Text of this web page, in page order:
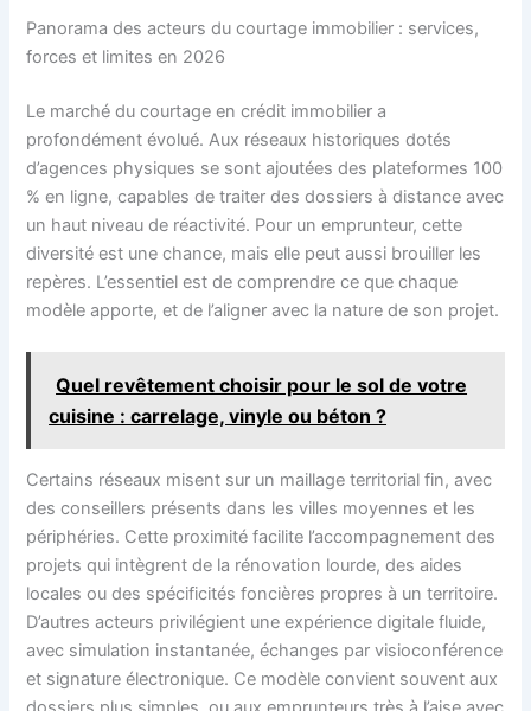
Panorama des acteurs du courtage immobilier : services,
forces et limites en 2026
Le marché du courtage en crédit immobilier a
profondément évolué. Aux réseaux historiques dotés
d’agences physiques se sont ajoutées des plateformes 100
% en ligne, capables de traiter des dossiers à distance avec
un haut niveau de réactivité. Pour un emprunteur, cette
diversité est une chance, mais elle peut aussi brouiller les
repères. L’essentiel est de comprendre ce que chaque
modèle apporte, et de l’aligner avec la nature de son projet.
Quel revêtement choisir pour le sol de votre
cuisine : carrelage, vinyle ou béton ?
Certains réseaux misent sur un maillage territorial fin, avec
des conseillers présents dans les villes moyennes et les
périphéries. Cette proximité facilite l’accompagnement des
projets qui intègrent de la rénovation lourde, des aides
locales ou des spécificités foncières propres à un territoire.
D’autres acteurs privilégient une expérience digitale fluide,
avec simulation instantanée, échanges par visioconférence
et signature électronique. Ce modèle convient souvent aux